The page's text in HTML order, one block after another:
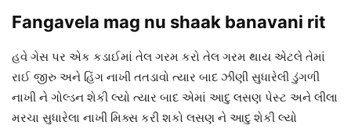
Fangavela mag nu shaak banavani rit
હવે ગેસ પર એક કડાઈમાં તેલ ગરમ કરો તેલ ગરમ થાય એટલે તેમાં
રાઈ જીરુ અને હિંગ નાખી તતડાવો ત્યાર બાદ ઝીણી સુધારેલી ડુંગળી
નાખી ને ગોલ્ડન શેકી લ્યો ત્યાર બાદ એમાં આદુ લસણ પેસ્ટ અને લીલા
મરચા સુધારેલા નાખી મિક્સ કરી શકો લસણ ને આદુ શેકી લ્યો